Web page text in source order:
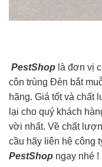
PestShop là đơn vị
côn trùng Đèn bắt
hãng. Giá tốt và chất
lại cho quý khách
vời nhất. Về chất
cầu hãy liên hệ công
PestShop ngay nhé !